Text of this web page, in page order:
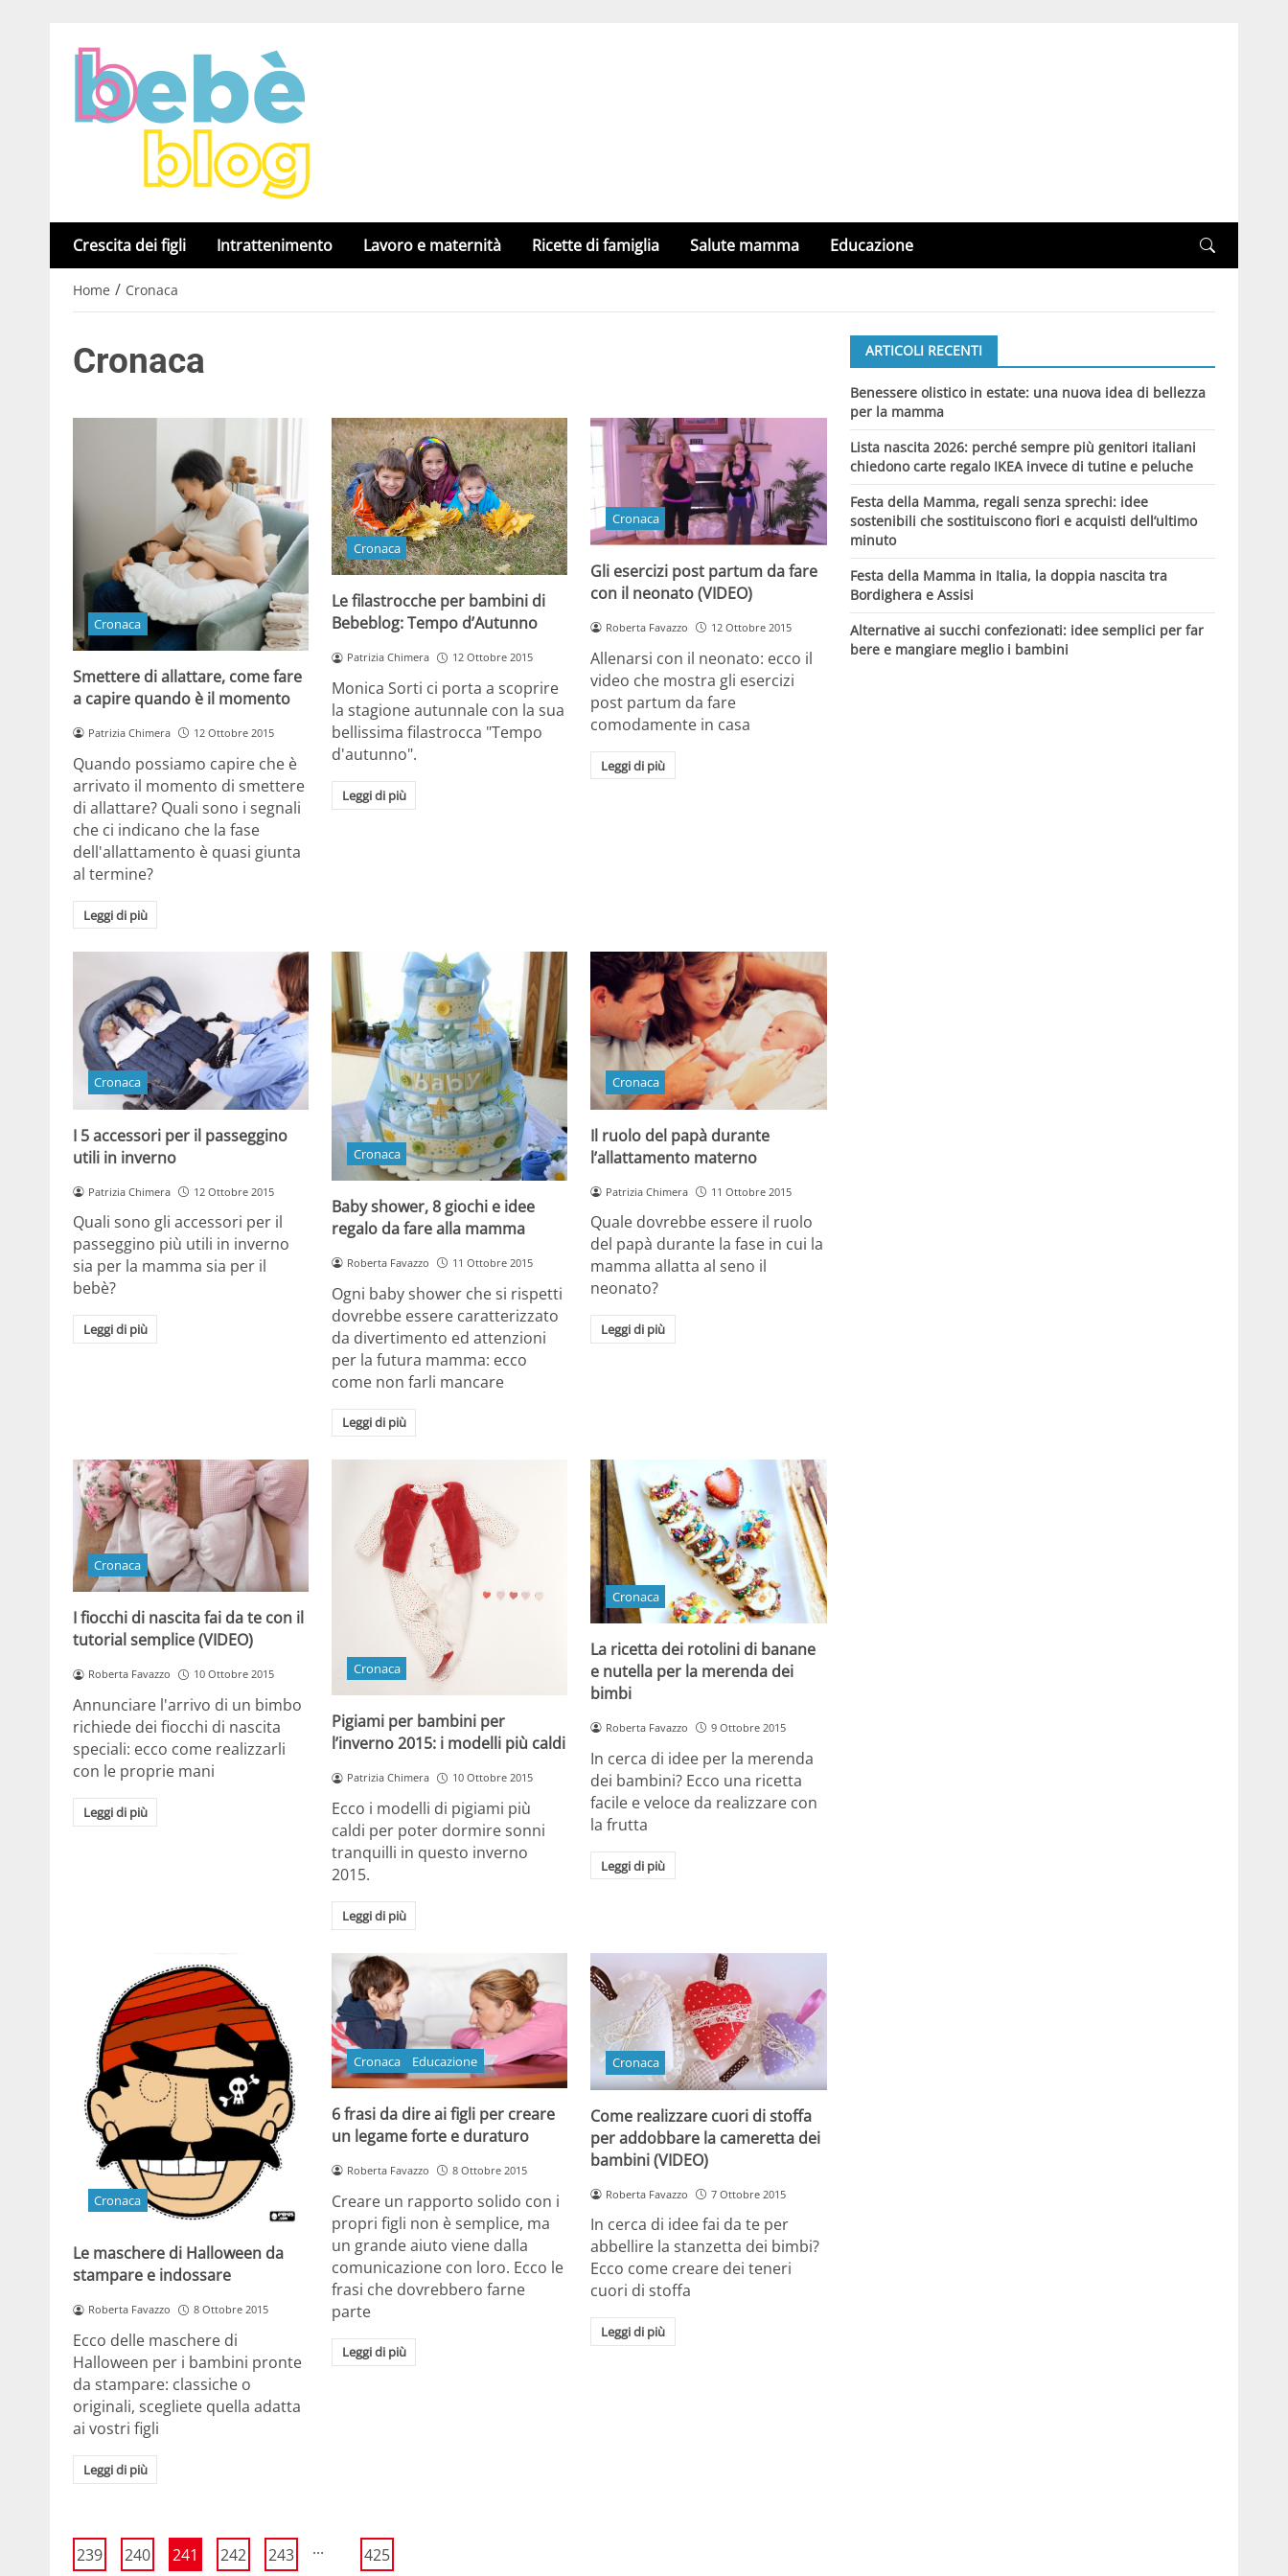
Crescita dei figli Intrattenimento Lavoro e maternità Ricette di famiglia Salute mamma Educazione
Home / Cronaca
Cronaca
Cronaca
Smettere di allattare, come fare
a capire quando è il momento
Patrizia Chimera 12 Ottobre 2015
Quando possiamo capire che è
arrivato il momento di smettere
di allattare? Quali sono i segnali
che ci indicano che la fase
dell'allattamento è quasi giunta
al termine?
Leggi di più
Cronaca
Le filastrocche per bambini di
Bebeblog: Tempo d’Autunno
Patrizia Chimera 12 Ottobre 2015
Monica Sorti ci porta a scoprire
la stagione autunnale con la sua
bellissima filastrocca "Tempo
d'autunno".
Leggi di più
Cronaca
Gli esercizi post partum da fare
con il neonato (VIDEO)
Roberta Favazzo 12 Ottobre 2015
Allenarsi con il neonato: ecco il
video che mostra gli esercizi
post partum da fare
comodamente in casa
Leggi di più
Cronaca
I 5 accessori per il passeggino
utili in inverno
Patrizia Chimera 12 Ottobre 2015
Quali sono gli accessori per il
passeggino più utili in inverno
sia per la mamma sia per il
bebè?
Leggi di più
Cronaca
Baby shower, 8 giochi e idee
regalo da fare alla mamma
Roberta Favazzo 11 Ottobre 2015
Ogni baby shower che si rispetti
dovrebbe essere caratterizzato
da divertimento ed attenzioni
per la futura mamma: ecco
come non farli mancare
Leggi di più
Cronaca
Il ruolo del papà durante
l’allattamento materno
Patrizia Chimera 11 Ottobre 2015
Quale dovrebbe essere il ruolo
del papà durante la fase in cui la
mamma allatta al seno il
neonato?
Leggi di più
Cronaca
I fiocchi di nascita fai da te con il
tutorial semplice (VIDEO)
Roberta Favazzo 10 Ottobre 2015
Annunciare l'arrivo di un bimbo
richiede dei fiocchi di nascita
speciali: ecco come realizzarli
con le proprie mani
Leggi di più
Cronaca
Pigiami per bambini per
l’inverno 2015: i modelli più caldi
Patrizia Chimera 10 Ottobre 2015
Ecco i modelli di pigiami più
caldi per poter dormire sonni
tranquilli in questo inverno
2015.
Leggi di più
Cronaca
La ricetta dei rotolini di banane
e nutella per la merenda dei
bimbi
Roberta Favazzo 9 Ottobre 2015
In cerca di idee per la merenda
dei bambini? Ecco una ricetta
facile e veloce da realizzare con
la frutta
Leggi di più
Cronaca
Le maschere di Halloween da
stampare e indossare
Roberta Favazzo 8 Ottobre 2015
Ecco delle maschere di
Halloween per i bambini pronte
da stampare: classiche o
originali, scegliete quella adatta
ai vostri figli
Leggi di più
Cronaca Educazione
6 frasi da dire ai figli per creare
un legame forte e duraturo
Roberta Favazzo 8 Ottobre 2015
Creare un rapporto solido con i
propri figli non è semplice, ma
un grande aiuto viene dalla
comunicazione con loro. Ecco le
frasi che dovrebbero farne
parte
Leggi di più
Cronaca
Come realizzare cuori di stoffa
per addobbare la cameretta dei
bambini (VIDEO)
Roberta Favazzo 7 Ottobre 2015
In cerca di idee fai da te per
abbellire la stanzetta dei bimbi?
Ecco come creare dei teneri
cuori di stoffa
Leggi di più
239 240 241 242 243 ... 425
ARTICOLI RECENTI
Benessere olistico in estate: una nuova idea di bellezza
per la mamma
Lista nascita 2026: perché sempre più genitori italiani
chiedono carte regalo IKEA invece di tutine e peluche
Festa della Mamma, regali senza sprechi: idee
sostenibili che sostituiscono fiori e acquisti dell’ultimo
minuto
Festa della Mamma in Italia, la doppia nascita tra
Bordighera e Assisi
Alternative ai succhi confezionati: idee semplici per far
bere e mangiare meglio i bambini